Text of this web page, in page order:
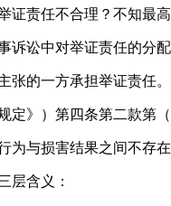
证责任不合理？不知最
诉讼中对举证责任的分
张的一方承担举证责任
定》）第四条第二款第（
为与损害结果之间不存
层含义：